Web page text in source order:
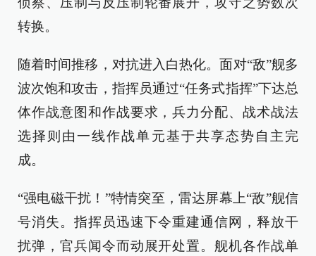
转换。
随着时间推移，对抗进入白热化。面对“敌”舰多
波次饱和攻击，指挥员通过“任务式指挥”下达总
体作战意图和作战要求，兵力分配、战术战法
选择则由一线作战单元基于共享态势自主完
成。
“强电磁干扰！”特情突至，雷达屏幕上“敌”舰信
号消失。指挥员迅速下令重建通信网，释放干
扰弹，官兵闻令而动展开处置。舰机各作战单